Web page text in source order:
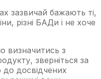
зазвичай бажають ті,
різні БАДи і не хоче
визначитись з
зверніться за
досвідчених